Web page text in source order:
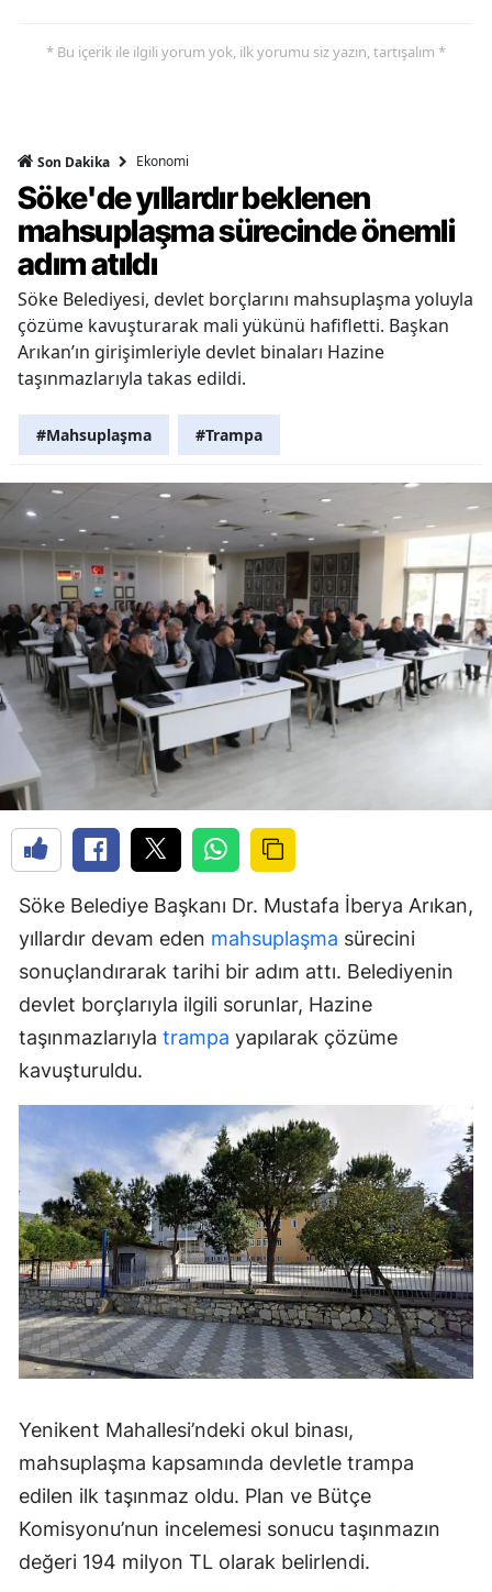
* Bu içerik ile ilgili yorum yok, ilk yorumu siz yazın, tartışalım *
Son Dakika Ekonomi
Söke'de yıllardır beklenen
mahsuplaşma sürecinde önemli
adım atıldı
Söke Belediyesi, devlet borçlarını mahsuplaşma yoluyla
çözüme kavuşturarak mali yükünü hafifletti. Başkan
Arıkan’ın girişimleriyle devlet binaları Hazine
taşınmazlarıyla takas edildi.
#Mahsuplaşma #Trampa
Söke Belediye Başkanı Dr. Mustafa İberya Arıkan,
yıllardır devam eden mahsuplaşma sürecini
sonuçlandırarak tarihi bir adım attı. Belediyenin
devlet borçlarıyla ilgili sorunlar, Hazine
taşınmazlarıyla trampa yapılarak çözüme
kavuşturuldu.
Yenikent Mahallesi’ndeki okul binası,
mahsuplaşma kapsamında devletle trampa
edilen ilk taşınmaz oldu. Plan ve Bütçe
Komisyonu’nun incelemesi sonucu taşınmazın
değeri 194 milyon TL olarak belirlendi.